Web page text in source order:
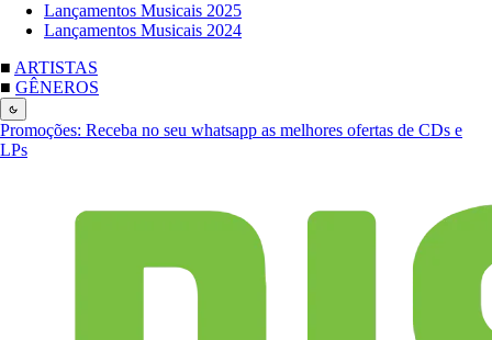
Lançamentos Musicais 2025
Lançamentos Musicais 2024
■ ARTISTAS
■ GÊNEROS
Promoções: Receba no seu whatsapp as melhores ofertas de CDs e
LPs